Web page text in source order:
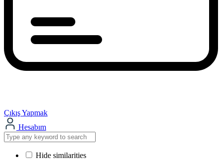
Çıkış Yapmak
Hesabım
Hide similarities